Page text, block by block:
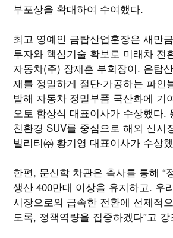
부포상을 확대하여 수여했다.
최고 영예인 금탑산업훈장은 새만
투자와 핵심기술 확보로 미래차 전
자동차(주) 장재훈 부회장이. 은탑
재를 정밀하게 절단·가공하는 파인
발해 자동차 정밀부품 국산화에 기
오토 함상식 대표이사가 수상했다.
친환경 SUV를 중심으로 해외 신시
빌리티㈜ 황기영 대표이사가 수상
한편, 문신학 차관은 축사를 통해 “
생산 400만대 이상을 유지하고. 우
시장으로의 급속한 전환에 선제적
도록, 정책역량을 집중하겠다”고